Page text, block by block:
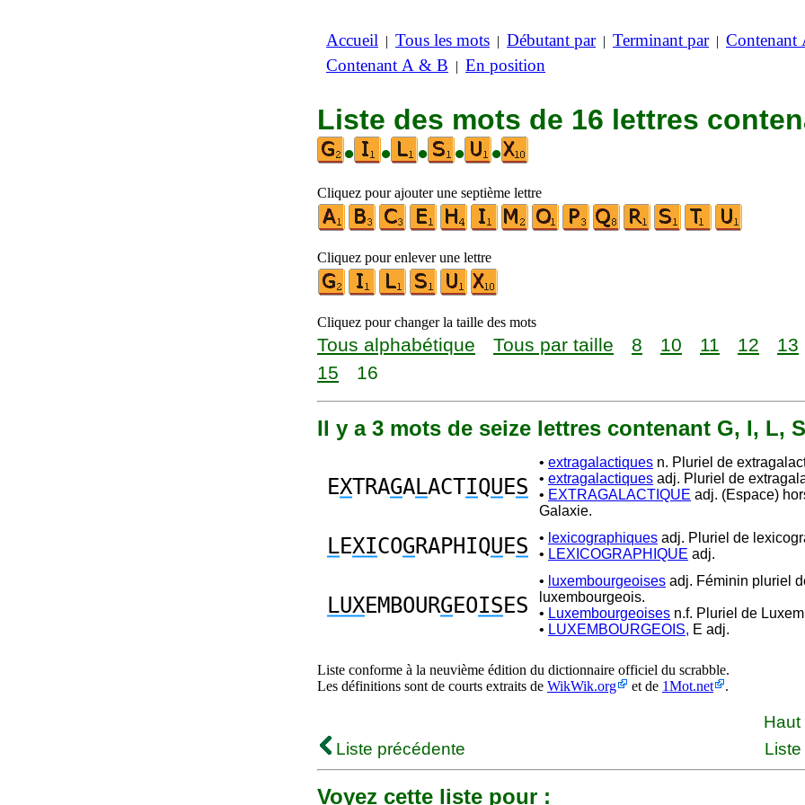
Accueil | Tous les mots | Débutant par| Terminant par| Contenant
Contenant A & B | En position
Liste des mots de 16 lettres
•
• • • •
Cliquez pour ajouter une septième lettre
Cliquez pour enlever une lettre
Cliquez pour changer la taille des mots
Tous alphabétique Tous par taille 8 10 11 12 13
15
16
Il y a 3 mots de seize lettres contenant G, I, L,
EXTRAGALACTIQUES
• extragalactiques n. Pluriel de
• extragalactiques adj. Pluriel de
• EXTRAGALACTIQUE adj. (Espace)
Galaxie.
LEXICOGRAPHIQUES • lexicographiques adj. Pluriel de
• LEXICOGRAPHIQUE adj.
LUXEMBOURGEOISES
• luxembourgeoises adj. Féminin pluriel
luxembourgeois.
• Luxembourgeoises n.f. Pluriel de
• LUXEMBOURGEOIS, E adj.
Liste conforme à la neuvième édition du dictionnaire officiel du scrabble.
Les définitions sont de courts extraits de WikWik.org et de 1Mot.net .
Haut
Liste précédente
Voyez cette liste pour :